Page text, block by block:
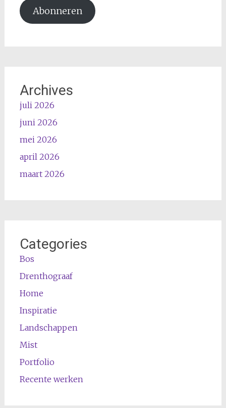
Abonneren
Archives
juli 2026
juni 2026
mei 2026
april 2026
maart 2026
Categories
Bos
Drenthograaf
Home
Inspiratie
Landschappen
Mist
Portfolio
Recente werken